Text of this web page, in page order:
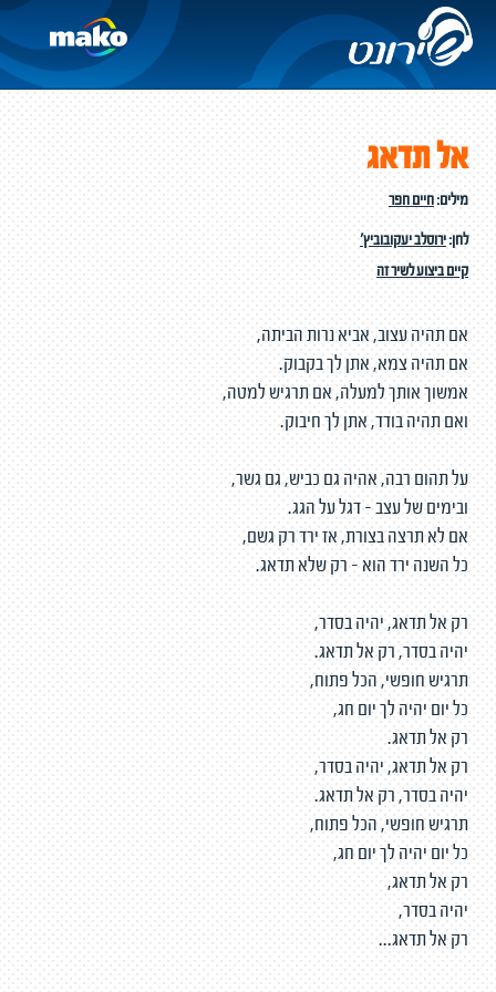
אל תדאג
מילים:חיים חפר
לחן:ירוסלב יעקובוביץ'
קיים ביצוע לשיר זה
אם תהיה עצוב, אביא נרות הביתה,
אם תהיה צמא, אתן לך בקבוק.
אמשוך אותך למעלה, אם תרגיש למטה,
ואם תהיה בודד, אתן לך חיבוק.
על תהום רבה, אהיה גם כביש, גם גשר,
ובימים של עצב - דגל על הגג.
אם לא תרצה בצורת, אז ירד רק גשם,
כל השנה ירד הוא - רק שלא תדאג.
רק אל תדאג, יהיה בסדר,
יהיה בסדר, רק אל תדאג.
תרגיש חופשי, הכל פתוח,
כל יום יהיה לך יום חג,
רק אל תדאג.
רק אל תדאג, יהיה בסדר,
יהיה בסדר, רק אל תדאג.
תרגיש חופשי, הכל פתוח,
כל יום יהיה לך יום חג,
רק אל תדאג,
יהיה בסדר,
רק אל תדאג...